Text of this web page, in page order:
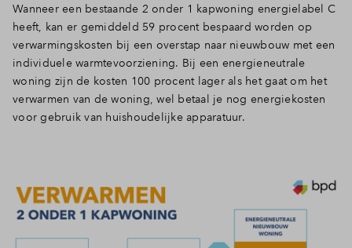
Wanneer een bestaande 2 onder 1 kapwoning energielabel C
heeft, kan er gemiddeld 59 procent bespaard worden op
verwarmingskosten bij een overstap naar nieuwbouw met een
individuele warmtevoorziening. Bij een energieneutrale
woning zijn de kosten 100 procent lager als het gaat om het
verwarmen van de woning, wel betaal je nog energiekosten
voor gebruik van huishoudelijke apparatuur.